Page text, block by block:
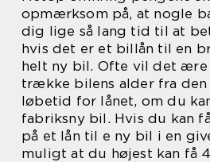
opmærksom på, at nogle
dig lige så lang tid til at
hvis det er et billån til en
helt ny bil. Ofte vil det ære
trække bilens alder fra den
løbetid for lånet, om du
fabriksny bil. Hvis du kan
på et lån til e ny bil i en
muligt at du højest kan få